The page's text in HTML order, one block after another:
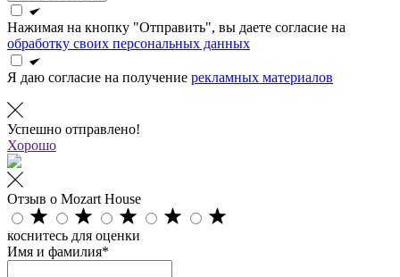
Нажимая на кнопку "Отправить", вы даете согласие на
обработку своих персональных данных
Я даю согласие на получение рекламных материалов
Успешно отправлено!
Хорошо
Отзыв о Mozart House
коснитесь для оценки
Имя и фамилия*